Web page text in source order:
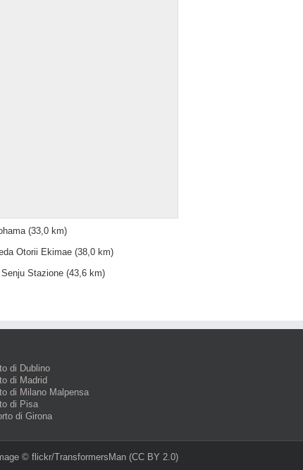
(33,0 km)
Otorii Ekimae (38,0 km)
Senju Stazione (43,6 km)
di Dublino
di Madrid
di Milano Malpensa
di Pisa
di Girona
© flickr/TransformersMan (CC BY 2.0)‎